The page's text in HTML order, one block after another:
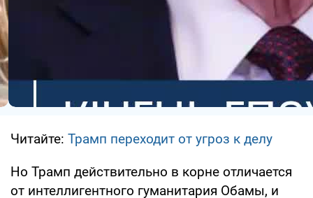
Читайте: Трамп переходит от угроз к делу
Но Трамп действительно в корне отличается
от интеллигентного гуманитария Обамы, и